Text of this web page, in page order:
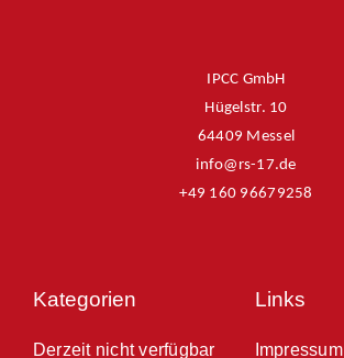
IPCC GmbH
Hügelstr. 10
64409 Messel
info@rs-17.de
+49 160 96679258
Kategorien
Derzeit nicht verfügbar
Links
Impressum